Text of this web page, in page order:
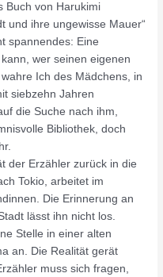
Buch von Harukimi
und ihre ungewisse Mauer“
spannendes: Eine
wer seinen eigenen
Ich des Mädchens, in
siebzehn Jahren
die Suche nach ihm,
Bibliothek, doch
der Erzähler zurück in die
Tokio, arbeitet im
Die Erinnerung an
lässt ihn nicht los.
Stelle in einer alten
an. Die Realität gerät
muss sich fragen,